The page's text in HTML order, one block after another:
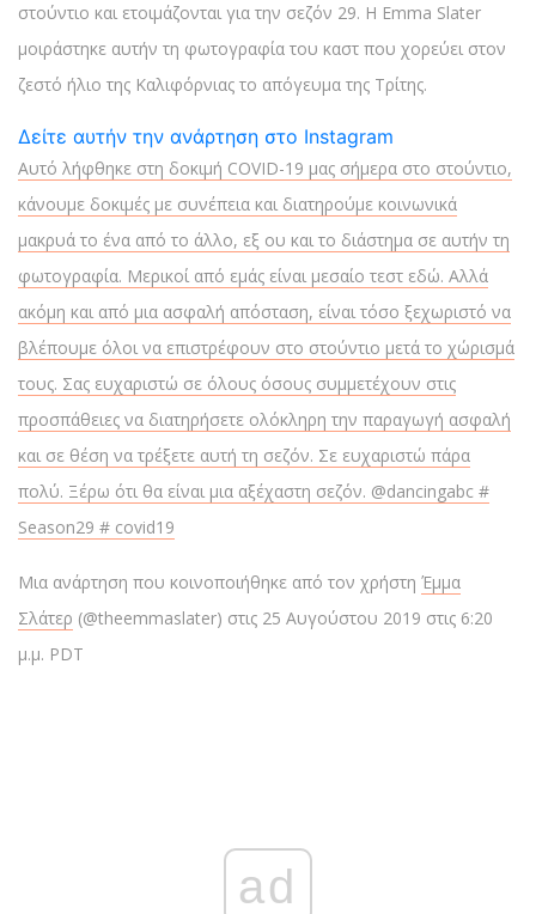
στούντιο και ετοιμάζονται για την σεζόν 29. Η Emma Slater
μοιράστηκε αυτήν τη φωτογραφία του καστ που χορεύει στον
ζεστό ήλιο της Καλιφόρνιας το απόγευμα της Τρίτης.
Δείτε αυτήν την ανάρτηση στο Instagram
Αυτό λήφθηκε στη δοκιμή COVID-19 μας σήμερα στο στούντιο,
κάνουμε δοκιμές με συνέπεια και διατηρούμε κοινωνικά
μακρυά το ένα από το άλλο, εξ ου και το διάστημα σε αυτήν τη
φωτογραφία. Μερικοί από εμάς είναι μεσαίο τεστ εδώ. Αλλά
ακόμη και από μια ασφαλή απόσταση, είναι τόσο ξεχωριστό να
βλέπουμε όλοι να επιστρέφουν στο στούντιο μετά το χώρισμά
τους. Σας ευχαριστώ σε όλους όσους συμμετέχουν στις
προσπάθειες να διατηρήσετε ολόκληρη την παραγωγή ασφαλή
και σε θέση να τρέξετε αυτή τη σεζόν. Σε ευχαριστώ πάρα
πολύ. Ξέρω ότι θα είναι μια αξέχαστη σεζόν. @dancingabc #
Season29 # covid19
Μια ανάρτηση που κοινοποιήθηκε από τον χρήστη Έμμα
Σλάτερ (@theemmaslater) στις 25 Αυγούστου 2019 στις 6:20
μ.μ. PDT
ad